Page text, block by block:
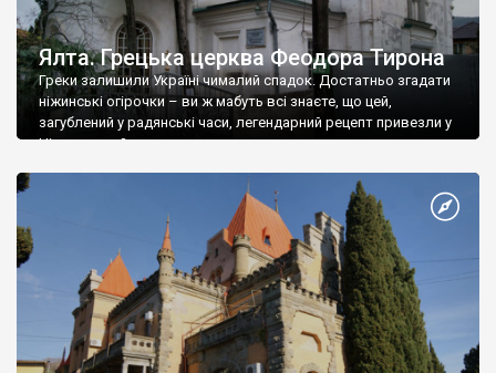
Ялта. Грецька церква Феодора Тирона
Греки залишили Україні чималий спадок. Достатньо згадати
ніжинські огірочки – ви ж мабуть всі знаєте, що цей,
загублений у радянські часи, легендарний рецепт привезли у
Ніжин греки?